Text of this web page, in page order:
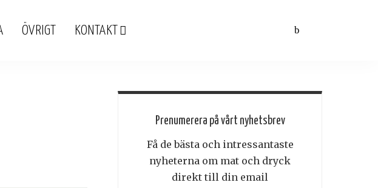
ÖVRIGT KONTAKT
Prenumerera på vårt nyhetsbrev
Få de bästa och intressantaste
nyheterna om mat och dryck
direkt till din email